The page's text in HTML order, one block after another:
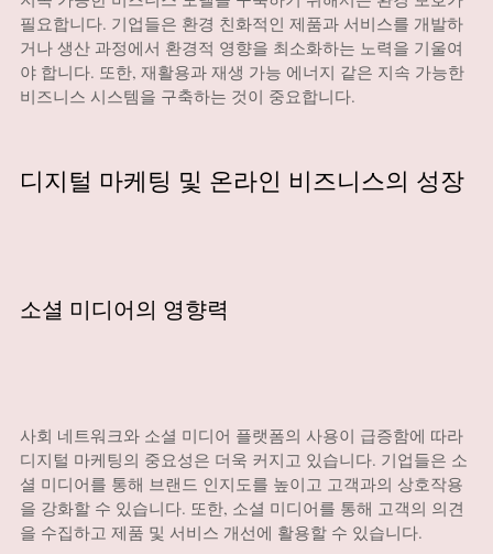
필요합니다. 기업들은 환경 친화적인 제품과 서비스를 개발하
거나 생산 과정에서 환경적 영향을 최소화하는 노력을 기울여
야 합니다. 또한, 재활용과 재생 가능 에너지 같은 지속 가능한
비즈니스 시스템을 구축하는 것이 중요합니다.
디지털 마케팅 및 온라인 비즈니스의 성장
소셜 미디어의 영향력
사회 네트워크와 소셜 미디어 플랫폼의 사용이 급증함에 따라
디지털 마케팅의 중요성은 더욱 커지고 있습니다. 기업들은 소
셜 미디어를 통해 브랜드 인지도를 높이고 고객과의 상호작용
을 강화할 수 있습니다. 또한, 소셜 미디어를 통해 고객의 의견
을 수집하고 제품 및 서비스 개선에 활용할 수 있습니다.